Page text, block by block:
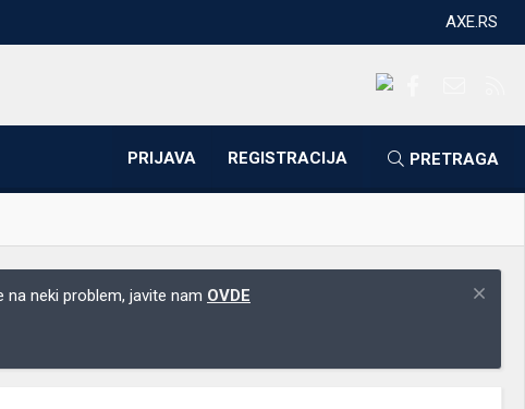
AXE.RS
PRIJAVA REGISTRACIJA PRETRAGA
neki problem, javite nam OVDE